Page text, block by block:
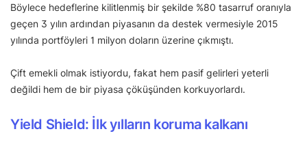
Böylece hedeflerine kilitlenmiş bir şekilde %80 tasarruf oranıyla
geçen 3 yılın ardından piyasanın da destek vermesiyle 2015
yılında portföyleri 1 milyon doların üzerine çıkmıştı.
Çift emekli olmak istiyordu, fakat hem pasif gelirleri yeterli
değildi hem de bir piyasa çöküşünden korkuyorlardı.
Yield Shield: İlk yılların koruma kalkanı